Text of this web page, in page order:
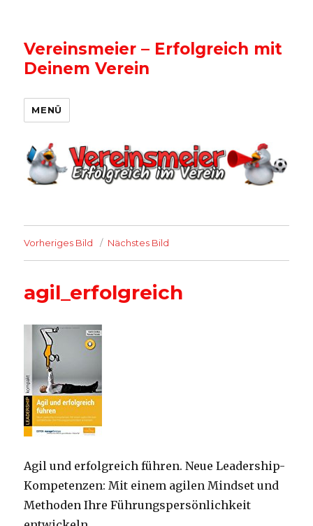
Vereinsmeier – Erfolgreich mit
Deinem Verein
MENÜ
Vorheriges Bild Nächstes Bild
agil_erfolgreich
Agil und erfolgreich führen. Neue Leadership-
Kompetenzen: Mit einem agilen Mindset und
Methoden Ihre Führungspersönlichkeit